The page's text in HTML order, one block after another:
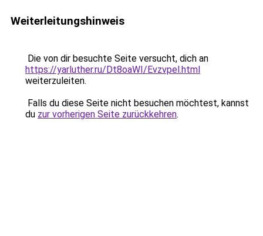
Weiterleitungshinweis
Die von dir besuchte Seite versucht, dich an
https://yarluther.ru/Dt8oaWI/Evzvpel.html
weiterzuleiten.
Falls du diese Seite nicht besuchen möchtest, kannst
du zur vorherigen Seite zurückkehren.